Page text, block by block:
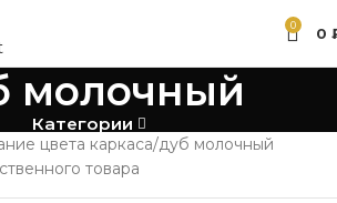
0 0
молочный
Категории
цвета каркаса дуб молочный
товара